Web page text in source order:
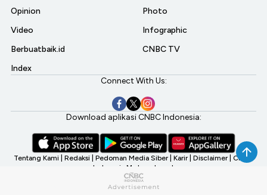
Opinion
Video
Berbuatbaik.id
Index
Photo
Infographic
CNBC TV
Connect With Us:
Download aplikasi CNBC Indonesia:
Tentang Kami Redaksi Pedoman Media Siber Karir Disclaimer CNBC
Indonesia My Investment
©2026 CNBC Indonesia, A Transmedia Company